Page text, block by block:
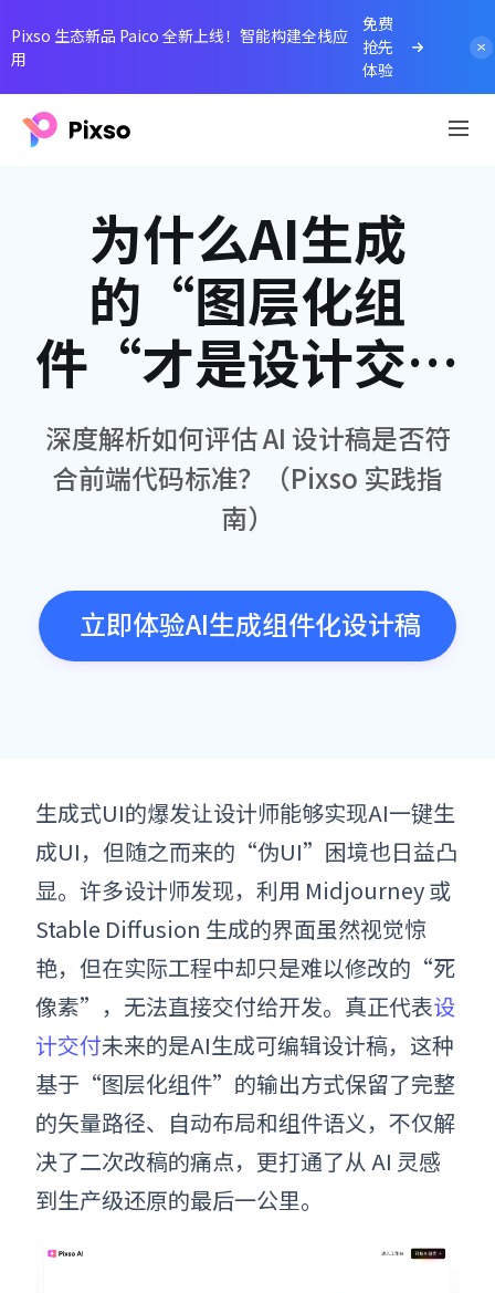
Pixso 生态新品 Paico 全新上线！智能构建全栈应
用
免费
抢先
体验
为什么AI生成
的“图层化组
件“才是设计交付
的未来？
深度解析如何评估 AI 设计稿是否符
合前端代码标准？（Pixso 实践指
南）
立即体验AI生成组件化设计稿
生成式UI的爆发让设计师能够实现AI一键生
成UI，但随之而来的“伪UI”困境也日益凸
显。许多设计师发现，利用 Midjourney 或
Stable Diffusion 生成的界面虽然视觉惊
艳，但在实际工程中却只是难以修改的“死
像素”，无法直接交付给开发。真正代表设
计交付未来的是AI生成可编辑设计稿，这种
基于“图层化组件”的输出方式保留了完整
的矢量路径、自动布局和组件语义，不仅解
决了二次改稿的痛点，更打通了从 AI 灵感
到生产级还原的最后一公里。